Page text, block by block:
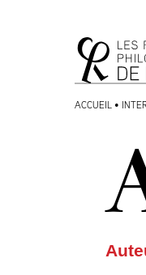
contenu
ACCUEIL •